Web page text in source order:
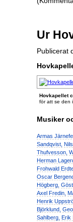
Ur
Publicerat
Hovkapellet
för att se den
Musiker
Armas
Sandqvist,
Thufvesson,
Herman
Frohwald
Oscar
Högberg,
Axel Fredin,
Henrik
Björklund,
Sahlberg,
Erik